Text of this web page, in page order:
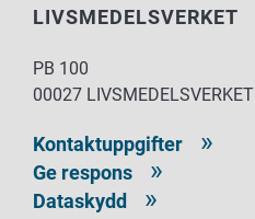
LIVSMEDELSVERKET
PB 100
00027 LIVSMEDELSVERKET
Kontaktuppgifter
Ge respons
Dataskydd